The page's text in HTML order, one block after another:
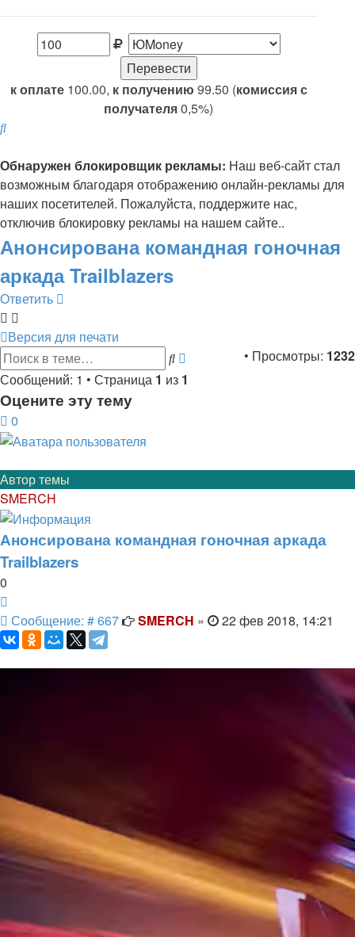
к оплате100.00, к получению 99.50 (комиссия с
получателя0,5%)
Поиск
Обнаружен блокировщик рекламы: Наш веб-сайт стал
возможным благодаря отображению онлайн-рекламы для
наших посетителей. Пожалуйста, поддержите нас,
отключив блокировку рекламы на нашем сайте..
Анонсирована командная гоночная
аркада Trailblazers
Ответить
Версия для печати
• Просмотры: 1232
ПоискРасширенный
поиск
Сообщений: 1 • Страница 1 из 1
Оцените эту тему
0
Автор темы
SMERCH
Анонсирована командная гоночная аркада
Trailblazers
0
Сообщение: # 667Сообщение
SMERCH » 22 фев 2018, 14:21